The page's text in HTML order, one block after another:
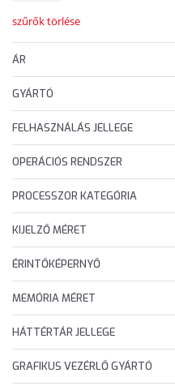
szűrők törlése
ÁR
GYÁRTÓ
FELHASZNÁLÁS JELLEGE
OPERÁCIÓS RENDSZER
PROCESSZOR KATEGÓRIA
KIJELZŐ MÉRET
ÉRINTŐKÉPERNYŐ
MEMÓRIA MÉRET
HÁTTÉRTÁR JELLEGE
GRAFIKUS VEZÉRLŐ GYÁRTÓ